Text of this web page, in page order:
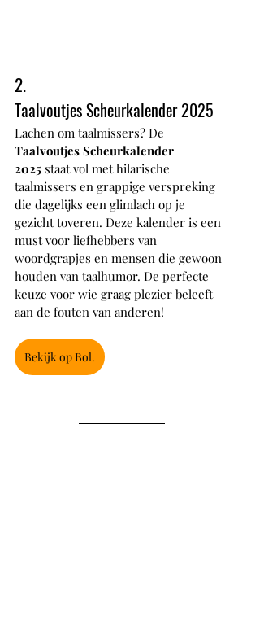
2.
Taalvoutjes Scheurkalender 2025
Lachen om taalmissers? De
Taalvoutjes Scheurkalender
2025 staat vol met hilarische
taalmissers en grappige verspreking
die dagelijks een glimlach op je
gezicht toveren. Deze kalender is een
must voor liefhebbers van
woordgrapjes en mensen die gewoon
houden van taalhumor. De perfecte
keuze voor wie graag plezier beleeft
aan de fouten van anderen!
Bekijk op Bol.